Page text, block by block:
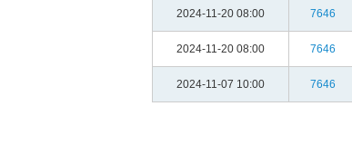
2024-11-20 08:00 7646
2024-11-20 08:00 7646
2024-11-07 10:00 7646